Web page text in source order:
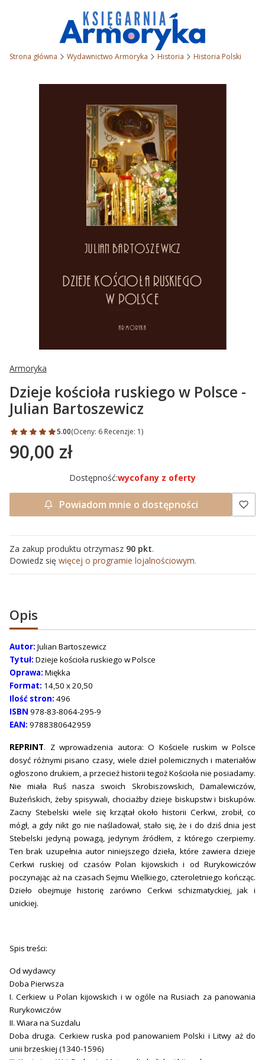
Strona główna Wydawnictwo Armoryka Historia Historia Polski
Armoryka
Dzieje kościoła ruskiego w Polsce -
Julian Bartoszewicz
5.00(Oceny: 6 Recenzje: 1)
Cena
90,00 zł
Dostępność:wycofany z oferty
Powiadom mnie o dostępności
Za zakup produktu otrzymasz 90 pkt.
Dowiedz się więcej o programie lojalnościowym.
Opis
Autor: Julian Bartoszewicz
Tytuł: Dzieje kościoła ruskiego w Polsce
Oprawa: Miękka
Format: 14,50 x 20,50
Ilość stron: 496
ISBN 978-83-8064-295-9
EAN: 9788380642959
REPRINT. Z wprowadzenia autora: O Kościele ruskim w Polsce
dosyć różnymi pisano czasy, wiele dzieł polemicznych i materiałów
ogłoszono drukiem, a przecież historii tegoż Kościoła nie posiadamy.
Nie miała Ruś nasza swoich Skrobiszowskich, Damalewiczów,
Bużeńskich, żeby spisywali, chociażby dzieje biskupstw i biskupów.
Zacny Stebelski wiele się krzątał około historii Cerkwi, zrobił, co
mógł, a gdy nikt go nie naśladował, stało się, że i do dziś dnia jest
Stebelski jedyną powagą, jedynym źródłem, z którego czerpiemy.
Ten brak uzupełnia autor niniejszego dzieła, które zawiera dzieje
Cerkwi ruskiej od czasów Polan kijowskich i od Rurykowiczów
poczynając aż na czasach Sejmu Wielkiego, czteroletniego kończąc.
Dzieło obejmuje historię zarówno Cerkwi schizmatyckiej, jak i
unickiej.
Spis treści:
Od wydawcy
Doba Pierwsza
I. Cerkiew u Polan kijowskich i w ogóle na Rusiach za panowania
Rurykowiczów
II. Wiara na Suzdalu
Doba druga. Cerkiew ruska pod panowaniem Polski i Litwy aż do
unii brzeskiej (1340-1596)